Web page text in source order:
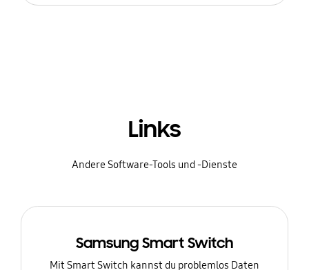
Links
Andere Software-Tools und -Dienste
Samsung Smart Switch
Mit Smart Switch kannst du problemlos Daten